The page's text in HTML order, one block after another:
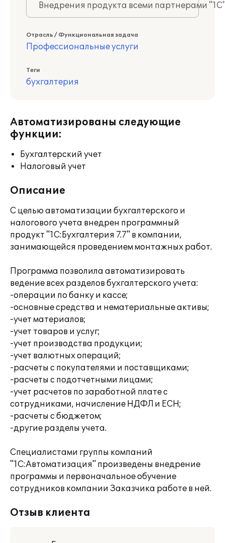
Внедрения продукта всеми партнерами
Отрасль / Функциональная задача
Профессиональные услуги
Теги
бухгалтерия
Автоматизированы следующие
функции:
Бухгалтерский учет
Налоговый учет
Описание
С целью автоматизации бухгалтерского и
налогового учета внедрен программный
продукт "1С:Бухгалтерия 7.7" в компании,
занимающейся проведением монтажных работ.
Программа позволила автоматизировать
ведение всех разделов бухгалтерского учета:
-операции по банку и кассе;
-основные средства и нематериальные активы;
-учет материалов;
-учет товаров и услуг;
-учет производства продукции;
-учет валютных операций;
-расчеты с покупателями и поставщиками;
-расчеты с подотчетными лицами;
-учет расчетов по заработной плате с
сотрудниками, начисление НДФЛ и ЕСН;
-расчеты с бюджетом;
-другие разделы учета.
Специалистами группы компаний
"1С:Автоматизация" произведены внедрение
программы и первоначальное обучение
сотрудников компании Заказчика работе в ней.
Отзыв клиента